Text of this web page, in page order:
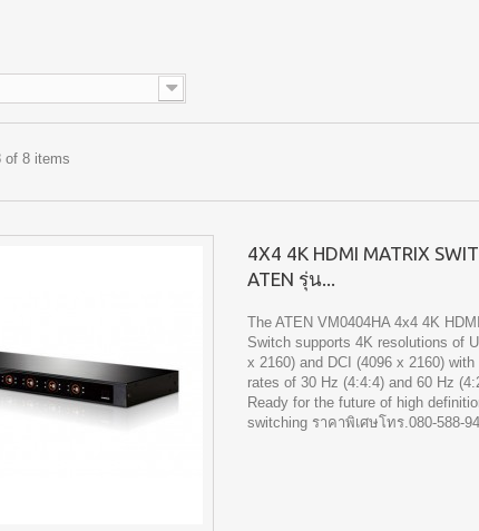
of 8 items
4X4 4K HDMI MATRIX
ATEN รุ่น...
The ATEN VM0404HA 4x4 4K
Switch supports 4K resolutions of
x 2160) and DCI (4096 x 2160) with
rates of 30 Hz (4:4:4) and 60 Hz
Ready for the future of high
switching ราคาพิเศษโทร.080-588-